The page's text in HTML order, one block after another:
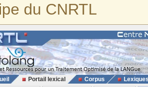
du CNRTL
Portail lexical Corpus